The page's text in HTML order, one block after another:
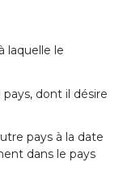
laquelle le
dont il désire
pays à la date
dans le pays